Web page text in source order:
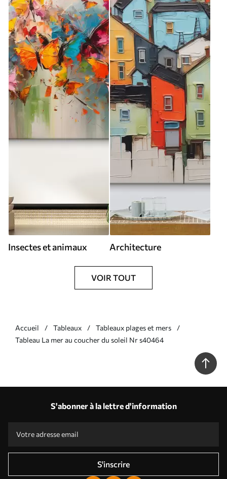
Insectes et animaux Architecture
VOIR TOUT
Accueil Tableaux
Tableaux plages et mers
Tableau La mer au coucher du soleil Nr s40464
S'abonner à la lettre d'information
S'inscrire